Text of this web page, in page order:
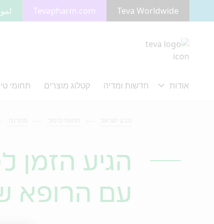
מעבר לתוכן המרכזי
Teva Worldwide
Tevapharm.com
הגיע הזמן
עם הרופא